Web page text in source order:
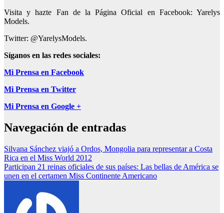
Visita y hazte Fan de la Página Oficial en Facebook: Yarelys
Models.
Twitter: @YarelysModels.
Síganos en las redes sociales:
Mi Prensa en Facebook
Mi Prensa en Twitter
Mi Prensa en Google +
Navegación de entradas
Silvana Sánchez viajó a Ordos, Mongolia para representar a Costa
Rica en el Miss World 2012
Participan 21 reinas oficiales de sus países: Las bellas de América se
unen en el certamen Miss Continente Americano